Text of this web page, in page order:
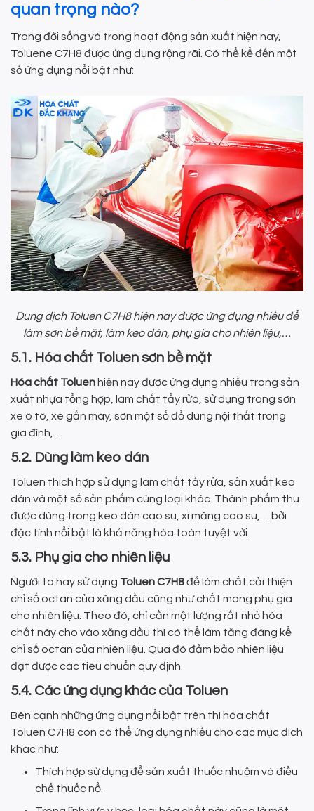
quan trọng nào?
Trong đời sống và trong hoạt động sản xuất hiện nay,
Toluene C7H8 được ứng dụng rộng rãi. Có thể kể đến một
số ứng dụng nổi bật như:
Dung dịch Toluen C7H8 hiện nay được ứng dụng nhiều để
làm sơn bề mặt, làm keo dán, phụ gia cho nhiên liệu,…
5.1. Hóa chất Toluen sơn bề mặt
Hóa chất Toluen hiện nay được ứng dụng nhiều trong sản
xuất nhựa tổng hợp, làm chất tẩy rửa, sử dụng trong sơn
xe ô tô, xe gắn máy, sơn một số đồ dùng nội thất trong
gia đình,…
5.2. Dùng làm keo dán
Toluen thích hợp sử dụng làm chất tẩy rửa, sản xuất keo
dán và một số sản phẩm cùng loại khác. Thành phẩm thu
được dùng trong keo dán cao su, xi măng cao su,… bởi
đặc tính nổi bật là khả năng hòa toàn tuyệt vời.
5.3. Phụ gia cho nhiên liệu
Người ta hay sử dụng Toluen C7H8để làm chất cải thiện
chỉ số octan của xăng dầu cũng như chất mang phụ gia
cho nhiên liệu. Theo đó, chỉ cần một lượng rất nhỏ hóa
chất này cho vào xăng dầu thì có thể làm tăng đáng kể
chỉ số octan của nhiên liệu. Qua đó đảm bảo nhiên liệu
đạt được các tiêu chuẩn quy định.
5.4. Các ứng dụng khác của Toluen
Bên cạnh những ứng dụng nổi bật trên thì hóa chất
Toluen C7H8 còn có thể ứng dụng nhiều cho các mục đích
khác như:
Thích hợp sử dụng để sản xuất thuốc nhuộm và điều
chế thuốc nổ.